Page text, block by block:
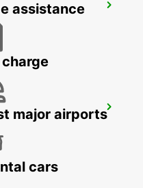
assistance
major airports
cars